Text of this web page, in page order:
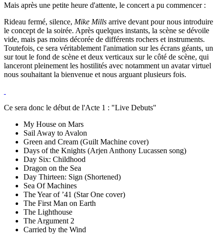
Mais après une petite heure d'attente, le concert a pu commencer :
Rideau fermé, silence, Mike Mills arrive devant pour nous introduire
le concept de la soirée. Après quelques instants, la scène se dévoile
vide, mais pas moins décorée de différents rochers et instruments.
Toutefois, ce sera véritablement l'animation sur les écrans géants, un
sur tout le fond de scène et deux verticaux sur le côté de scène, qui
lanceront pleinement les hostilités avec notamment un avatar virtuel
nous souhaitant la bienvenue et nous arguant plusieurs fois.
Ce sera donc le début de l'Acte 1 : "Live Debuts"
My House on Mars
Sail Away to Avalon
Green and Cream (Guilt Machine cover)
Days of the Knights (Arjen Anthony Lucassen song)
Day Six: Childhood
Dragon on the Sea
Day Thirteen: Sign (Shortened)
Sea Of Machines
The Year of ’41 (Star One cover)
The First Man on Earth
The Lighthouse
The Argument 2
Carried by the Wind